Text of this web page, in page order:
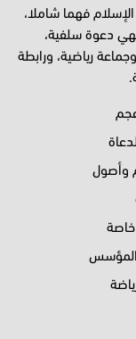
فهما شاملا،
دعوة سلفية،
رياضية، ورابطة
وأصول
المؤسس